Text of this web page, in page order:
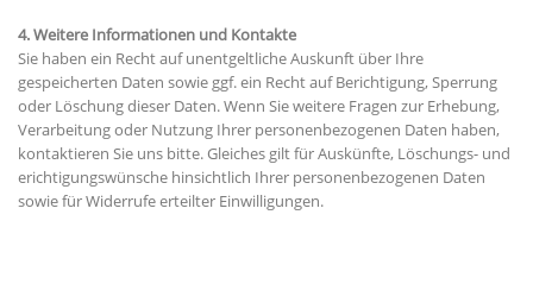
4. Weitere Informationen und Kontakte
Sie haben ein Recht auf unentgeltliche Auskunft über Ihre
gespeicherten Daten sowie ggf. ein Recht auf Berichtigung, Sperrung
oder Löschung dieser Daten. Wenn Sie weitere Fragen zur Erhebung,
Verarbeitung oder Nutzung Ihrer personenbezogenen Daten haben,
kontaktieren Sie uns bitte. Gleiches gilt für Auskünfte, Löschungs- und
erichtigungswünsche hinsichtlich Ihrer personenbezogenen Daten
sowie für Widerrufe erteilter Einwilligungen.